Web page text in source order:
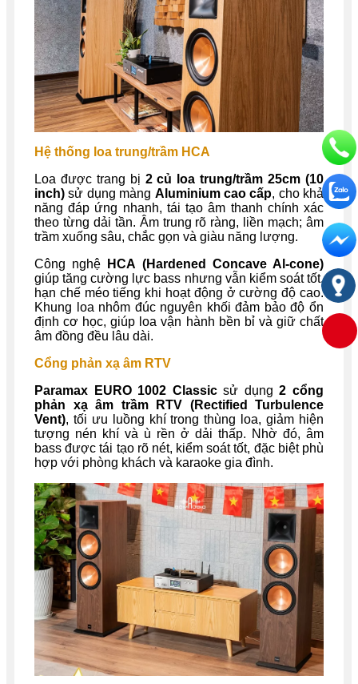
Hệ thống loa trung/trầm HCA
Loa được trang bị 2 củ loa trung/trầm 25cm (10
inch) sử dụng màng Aluminium cao cấp, cho khả
năng đáp ứng nhanh, tái tạo âm thanh chính xác
theo từng dải tần. Âm trung rõ ràng, liền mạch; âm
trầm xuống sâu, chắc gọn và giàu năng lượng.
Công nghệ
HCA (Hardened Concave Al-cone)
giúp tăng cường lực bass nhưng vẫn kiểm soát tốt,
hạn chế méo tiếng khi hoạt động ở cường độ cao.
Khung loa nhôm đúc nguyên khối đảm bảo độ ổn
định cơ học, giúp loa vận hành bền bỉ và giữ chất
âm đồng đều lâu dài.
Cổng phản xạ âm RTV
Paramax EURO 1002 Classicsử dụng2 cổng
phản xạ âm trầm RTV (Rectified Turbulence
Vent), tối ưu luồng khí trong thùng loa, giảm hiện
tượng nén khí và ù rền ở dải thấp. Nhờ đó, âm
bass được tái tạo rõ nét, kiểm soát tốt, đặc biệt phù
hợp với phòng khách và karaoke gia đình.